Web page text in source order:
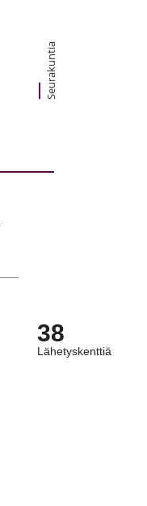
Seurakuntia
38
Lähetyskenttiä